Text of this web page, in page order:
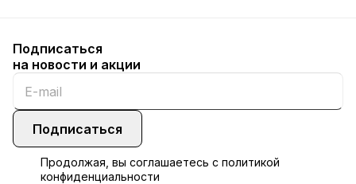
Подписаться
на новости и акции
Подписаться
Продолжая, вы соглашаетесь с политикой
конфиденциальности